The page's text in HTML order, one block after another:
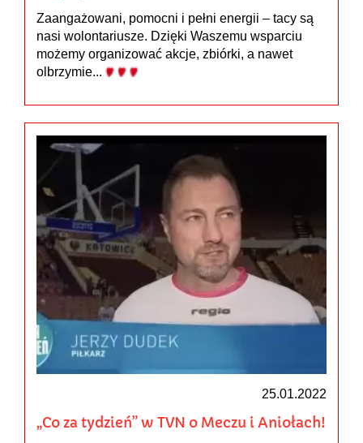
Zaangażowani, pomocni i pełni energii – tacy są
nasi wolontariusze. Dzięki Waszemu wsparciu
możemy organizować akcje, zbiórki, a nawet
olbrzymie...
25.01.2022
„Co za tydzień” w TVN o Meczu i Aniołach!